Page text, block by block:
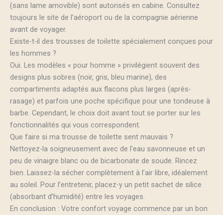
(sans lame amovible) sont autorisés en cabine. Consultez
toujours le site de l’aéroport ou de la compagnie aérienne
avant de voyager.
Existe-t-il des trousses de toilette spécialement conçues pour
les hommes ?
Oui. Les modèles « pour homme » privilégient souvent des
designs plus sobres (noir, gris, bleu marine), des
compartiments adaptés aux flacons plus larges (après-
rasage) et parfois une poche spécifique pour une tondeuse à
barbe. Cependant, le choix doit avant tout se porter sur les
fonctionnalités qui vous correspondent.
Que faire si ma trousse de toilette sent mauvais ?
Nettoyez-la soigneusement avec de l’eau savonneuse et un
peu de vinaigre blanc ou de bicarbonate de soude. Rincez
bien. Laissez-la sécher complètement à l’air libre, idéalement
au soleil. Pour l’entretenir, placez-y un petit sachet de silice
(absorbant d’humidité) entre les voyages.
En conclusion : Votre confort voyage commence par un bon